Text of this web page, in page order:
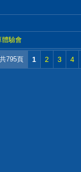
體驗會
795頁 1 2 3 4